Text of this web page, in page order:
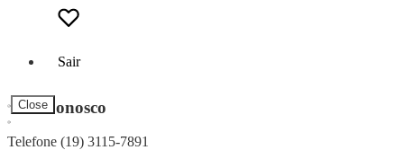
Sair
Close
Fale Conosco
Telefone (19) 3115-7891